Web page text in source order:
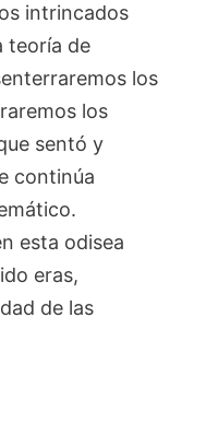
intrincados
teoría de
los
los
sentó y
continúa
esta odisea
eras,
de las